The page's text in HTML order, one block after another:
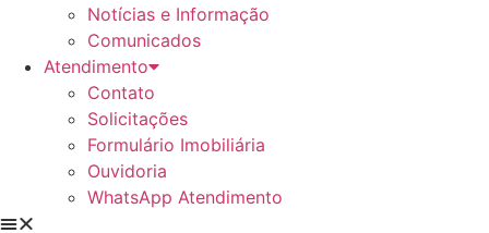
Notícias e Informação
Comunicados
Atendimento
Contato
Solicitações
Formulário Imobiliária
Ouvidoria
WhatsApp Atendimento